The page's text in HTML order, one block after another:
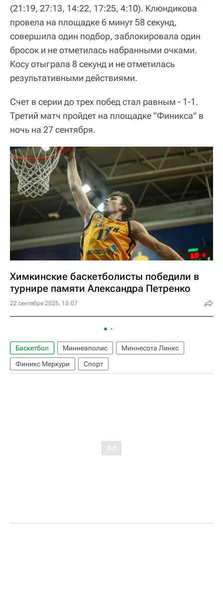
(21:19, 27:13, 14:22, 17:25, 4:10). Клюндикова
провела на площадке 6 минут 58 секунд,
совершила один подбор, заблокировала один
бросок и не отметилась набранными очками.
Косу отыграла 8 секунд и не отметилась
результативными действиями.
Счет в серии до трех побед стал равным - 1-1.
Третий матч пройдет на площадке "Финикса" в
ночь на 27 сентября.
Химкинские баскетболисты победили в
турнире памяти Александра Петренко
22 сентября 2025, 13:07
Баскетбол Миннеаполис
Миннесота Линкс
Финикс Меркури
Спорт